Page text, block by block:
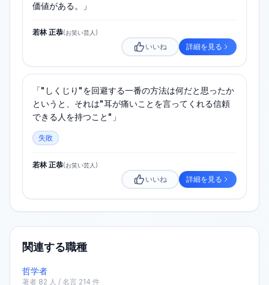
価値がある。」
若林 正恭(お笑い芸人 )
いいね 詳細を見る
「"しくじり"を回避する一番の方法は何だと思ったか
というと、それは"耳が痛いことを言ってくれる信頼
できる人を持つこと"」
失敗
若林 正恭(お笑い芸人 )
いいね 詳細を見る
関連する職種
哲学者
著者 82 人 / 名言 214 件